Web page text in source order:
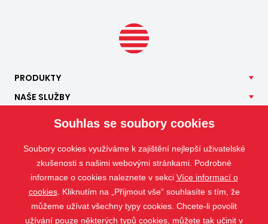
PRODUKTY
NAŠE SLUŽBY
KONTAKT
Souhlas se soubory cookies
Soubory cookies využíváme k zajištění nejlepší uživatelské
zkušenosti s našimi webovými stránkami. Podrobné
informace o cookies naleznete v sekci Více informací o
cookies. Kliknutím na „Přijmout vše“ souhlasíte s tím, že
můžeme užívat všechny typy cookies. Chcete-li povolit
užívání pouze některých typů cookies, můžete tak učinit v